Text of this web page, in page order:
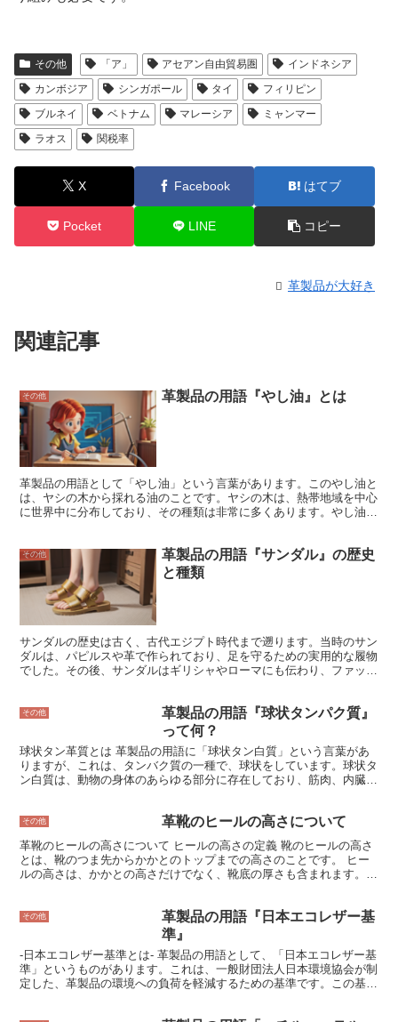
その他 「ア」 アセアン自由貿易圏
インドネシア
カンボジア
シンガポール タイ
フィリピン
ブルネイ
ベトナム マレーシア
ミャンマー
ラオス
関税率
X Facebook はてブ
Pocket LINE コピー
革製品が大好き
関連記事
その他 革製品の用語『やし油』とは
革製品の用語として「やし油」という言葉があります。このやし油と
は、ヤシの木から採れる油のことです。ヤシの木は、熱帯地域を中心
に世界中に分布しており、その種類は非常に多くあります。やし油
オイルとも呼ばれ、食用や化粧品として広く利用されています。ヤシ
の木の種子から採れるやし油は、パーム油とも呼ばれ、主に食用とし
て利用されています。
その他
革製品の用語『サンダル』の歴史
と種類
サンダルの歴史は古く、古代エジプト時代まで遡ります。当時のサン
ダルは、パピルスや革で作られており、足を守るための実用的な履物
でした。その後、サンダルはギリシャやローマにも伝わり、ファッシ
が開いているタイプ、足全体を覆うタイプなどがあります。また、
革、布、ゴムなど、様々な素材で作られています。 サンダルは、夏
に履く履物として人気が高いです。通気性が良く、蒸れにくいからで
す。また、サンダルはカジュアルな服装にも、フォーマルな服装にも
合わせることができます。 サンダルは、履くことで足元を涼しく快
適に保つことができます。また、サンダルは足を美しく見せる効果も
その他
革製品の用語『球状タンパク質』
って何？
球状タン革質とは 革製品の用語に「球状タン白質」という言葉があ
りますが、これは、タンバク質の一種で、球状をしています。球状タ
ン白質は、動物の身体のあらゆる部分に存在しており、筋肉、内臓、
配列によって、その球状タン白質の性質が決まってきます。球状タン
す。また、球状タン白質は、酸やアルカリにも弱く、pHが4以下また
は10以上になると、変性してしまいます。
その他 革靴のヒールの高さについて
革靴のヒールの高さについて ヒールの高さの定義 靴のヒールの高さ
とは、靴のつま先からかかとのトップまでの高さのことです。 ヒー
ルの高さは、かかとの高さだけでなく、靴底の厚さも含まれます。靴
た、スポーツシューズはアスレチック活動に適したより低いヒールの
役割を果たしています。 高いヒールの靴は、足を長く見せて、より
洗練された外観を与えることができます。 また、姿勢を改善し、よ
り自信を持って歩くのに役立つこともあります。しかし、ヒールの高
い靴は、足や足首に痛みを引き起こす可能性があるため、注意して履
によって異なることを覚えておくことが重要です。 自分の足に合っ
その他
革製品の用語『日本エコレザー基
準』
-日本エコレザー基準とは- 革製品の用語として、「日本エコレザー基
準」というものがあります。これは、一般財団法人日本環境協会が制
定した、革製品の環境への負荷を軽減するための基準です。この基準